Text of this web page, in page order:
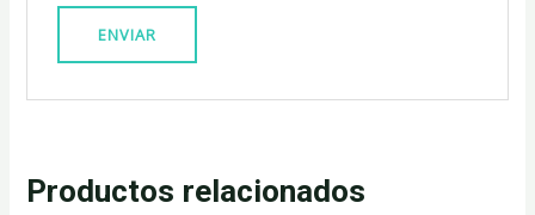
Productos relacionados